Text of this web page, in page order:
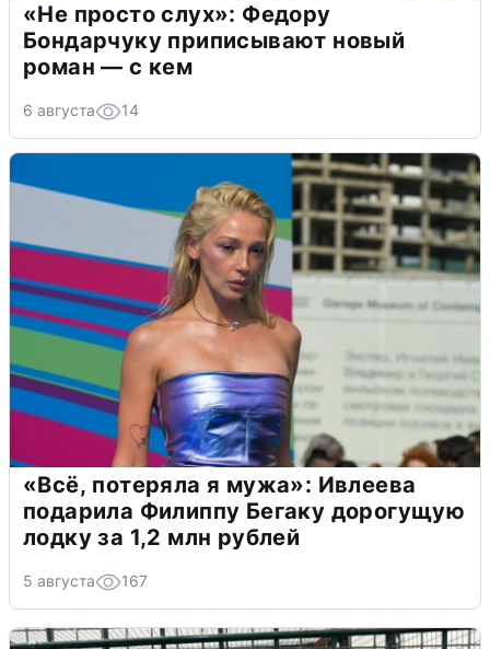
«Не просто слух»: Федору
Бондарчуку приписывают новый
роман — с кем
6 августа 14
«Всё, потеряла я мужа»: Ивлеева
подарила Филиппу Бегаку дорогущую
лодку за 1,2 млн рублей
5 августа 167